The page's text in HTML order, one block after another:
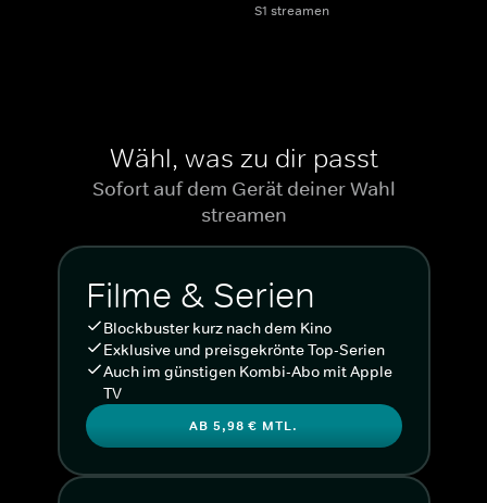
S1 streamen
Wähl, was zu dir passt
Sofort auf dem Gerät deiner Wahl
streamen
Filme & Serien
Blockbuster kurz nach dem Kino
Exklusive und preisgekrönte Top-Serien
Auch im günstigen Kombi-Abo mit Apple
TV
AB 5,98 € MTL.